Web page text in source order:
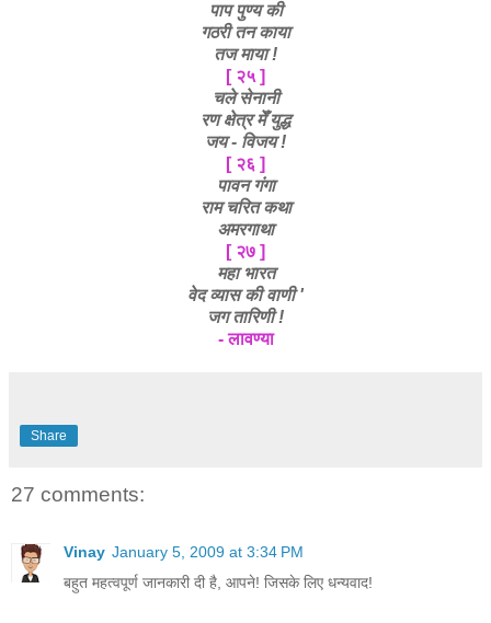
पाप पुण्य की
गठरी तन काया
तज माया !
[ २५ ]
चले सेनानी
रण क्षेत्र मेँ युद्ध
जय - विजय !
[ २६ ]
पावन गंगा
राम चरित कथा
अमरगाथा
[ २७ ]
महा भारत
वेद व्यास की वाणी '
जग तारिणी !
- लावण्या
Share
27 comments:
Vinay January 5, 2009 at 3:34 PM
बहुत महत्वपूर्ण जानकारी दी है, आपने! जिसके लिए धन्यवाद!